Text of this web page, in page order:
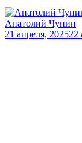
Анатолий Чупин
21 апреля, 202522